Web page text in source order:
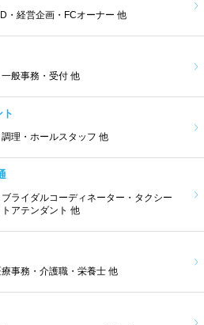
・経営企画・FCオーナー 他
般事務・受付 他
理・ホールスタッフ 他
ライダルコーディネーター・タクシー
アテンダント 他
事務・介護職・栄養士 他